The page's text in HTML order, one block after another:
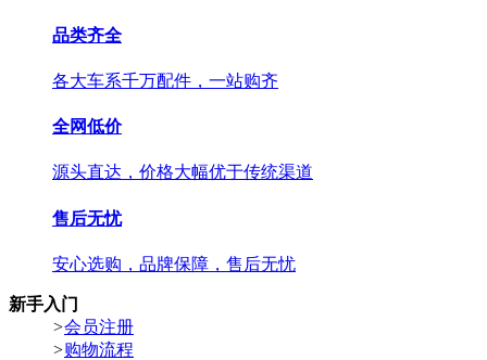
品类齐全
各大车系千万配件，一站购齐
全网低价
源头直达，价格大幅优于传统渠道
售后无忧
安心选购，品牌保障，售后无忧
新手入门
>会员注册
>购物流程